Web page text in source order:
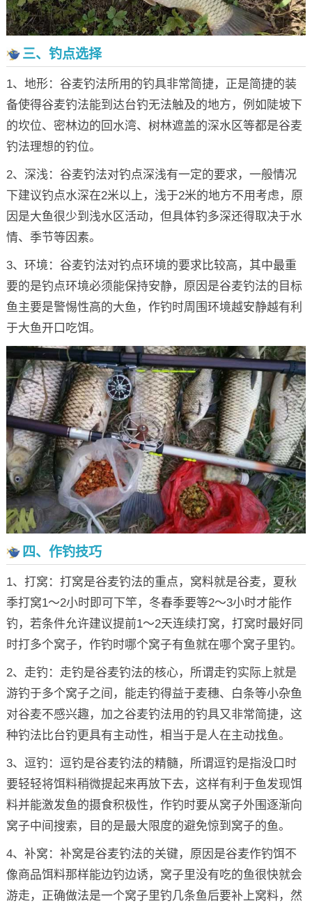
三、钓点选择
1、地形：谷麦钓法所用的钓具非常简捷，正是简捷的装
备使得谷麦钓法能到达台钓无法触及的地方，例如陡坡下
的坎位、密林边的回水湾、树林遮盖的深水区等都是谷麦
钓法理想的钓位。
2、深浅：谷麦钓法对钓点深浅有一定的要求，一般情况
下建议钓点水深在2米以上，浅于2米的地方不用考虑，原
因是大鱼很少到浅水区活动，但具体钓多深还得取决于水
情、季节等因素。
3、环境：谷麦钓法对钓点环境的要求比较高，其中最重
要的是钓点环境必须能保持安静，原因是谷麦钓法的目标
鱼主要是警惕性高的大鱼，作钓时周围环境越安静越有利
于大鱼开口吃饵。
四、作钓技巧
1、打窝：打窝是谷麦钓法的重点，窝料就是谷麦，夏秋
季打窝1～2小时即可下竿，冬春季要等2～3小时才能作
钓，若条件允许建议提前1～2天连续打窝，打窝时最好同
时打多个窝子，作钓时哪个窝子有鱼就在哪个窝子里钓。
2、走钓：走钓是谷麦钓法的核心，所谓走钓实际上就是
游钓于多个窝子之间，能走钓得益于麦穗、白条等小杂鱼
对谷麦不感兴趣，加之谷麦钓法用的钓具又非常简捷，这
种钓法比台钓更具有主动性，相当于是人在主动找鱼。
3、逗钓：逗钓是谷麦钓法的精髓，所谓逗钓是指没口时
要轻轻将饵料稍微提起来再放下去，这样有利于鱼发现饵
料并能激发鱼的摄食积极性，作钓时要从窝子外围逐渐向
窝子中间搜索，目的是最大限度的避免惊到窝子的鱼。
4、补窝：补窝是谷麦钓法的关键，原因是谷麦作钓饵不
像商品饵料那样能边钓边诱，窝子里没有吃的鱼很快就会
游走，正确做法是一个窝子里钓几条鱼后要补上窝料，然